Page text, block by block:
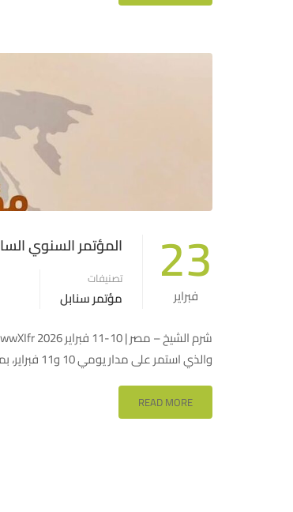
23
فبراير
المؤتمر السنوي
تصنيفات
مؤتمر سنابل
والذي استمر على مدار يومي 10 و11 فبراير، بمشاركة نخبة من قيادات قطاع التمويل الأصغر في العالم العربي. …
READ MORE